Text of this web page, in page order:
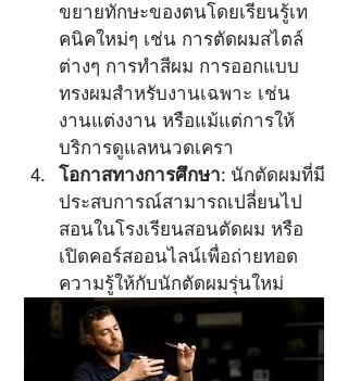
ขยายทักษะของตนโดยเรียนรู้เท
คนิคใหม่ๆ เช่น การตัดผมสไตล์
ต่างๆ การทำสีผม การออกแบบ
ทรงผมสำหรับงานเฉพาะ เช่น
งานแต่งงาน หรือแม้แต่การให้
บริการดูแลหนวดเครา
โอกาสทางการศึกษา: นักตัดผมที่มี
ประสบการณ์สามารถเปลี่ยนไป
สอนในโรงเรียนสอนตัดผม หรือ
เปิดคอร์สออนไลน์เพื่อถ่ายทอด
ความรู้ให้กับนักตัดผมรุ่นใหม่